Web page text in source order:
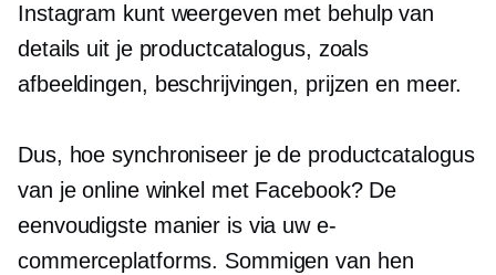
Instagram kunt weergeven met behulp van
details uit je productcatalogus, zoals
afbeeldingen, beschrijvingen, prijzen en meer.
Dus, hoe synchroniseer je de productcatalogus
van je online winkel met Facebook? De
eenvoudigste manier is via uw e-
commerceplatforms. Sommigen van hen